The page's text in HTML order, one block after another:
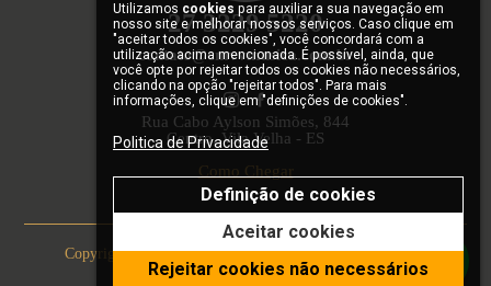
27 3229 5220
contato@cmvvmusica.com.br
Rua Cabo Aylson Simões, 844
Centro, Vila Velha - ES
Como Chegar
Copyright© 2023 : Conservatório de Música de Vila Velha
Política de Privacidade
Utilizamos cookies para auxiliar a sua navegação em
nosso site e melhorar nossos serviços. Caso clique em
"aceitar todos os cookies", você concordará com a
utilização acima mencionada. É possível, ainda, que
você opte por rejeitar todos os cookies não necessários,
clicando na opção "rejeitar todos". Para mais
informações, clique em "definições de cookies".
Politica de Privacidade
Definição de cookies
Aceitar cookies
Rejeitar cookies não necessários